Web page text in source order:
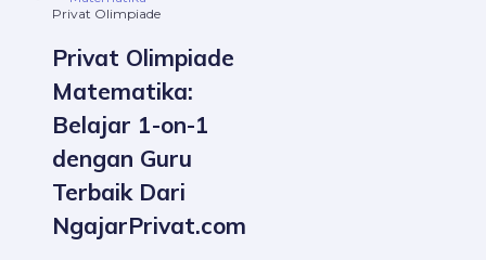
Privat Olimpiade
Privat Olimpiade
Matematika:
Belajar 1-on-1
dengan Guru
Terbaik Dari
NgajarPrivat.com